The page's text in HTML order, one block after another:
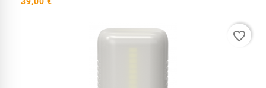
favorite_border